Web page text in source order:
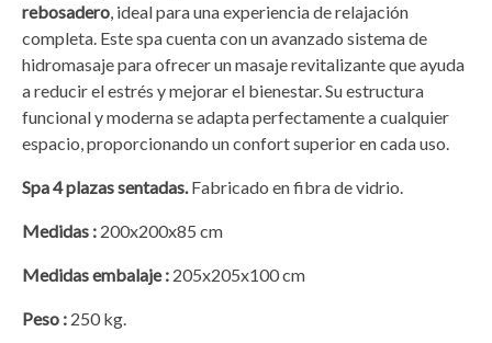
rebosadero, ideal para una experiencia de relajación
completa. Este spa cuenta con un avanzado sistema de
hidromasaje para ofrecer un masaje revitalizante que ayuda
a reducir el estrés y mejorar el bienestar. Su estructura
funcional y moderna se adapta perfectamente a cualquier
espacio, proporcionando un confort superior en cada uso.
Spa 4 plazas sentadas.Fabricado en fibra de vidrio.
Medidas : 200x200x85 cm
Medidas embalaje : 205x205x100 cm
Peso : 250 kg.